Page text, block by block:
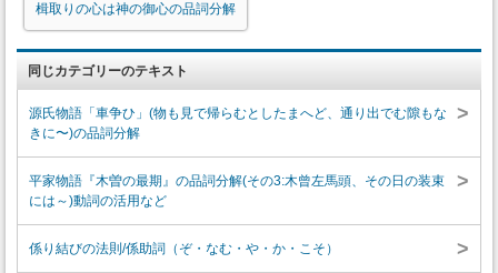
楫取りの心は神の御心の品詞分解
同じカテゴリーのテキスト
源氏物語「車争ひ」(物も見で帰らむとしたまへど、通り出でむ隙もな
きに〜)の品詞分解
>
平家物語『木曽の最期』の品詞分解(その3:木曾左馬頭、その日の装束
には～)動詞の活用など
>
係り結びの法則/係助詞（ぞ・なむ・や・か・こそ） >